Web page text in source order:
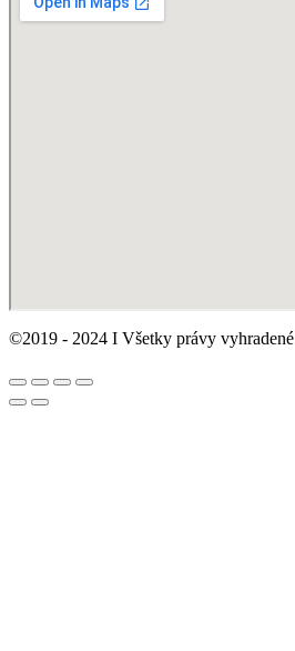
©2019 - 2024 I Všetky právy vyhradené